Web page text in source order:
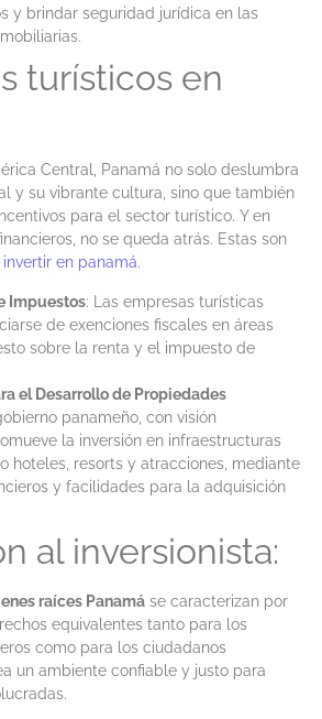
y brindar seguridad jurídica en las
turísticos en
Central, Panamá no solo deslumbra
y su vibrante cultura, sino que también
para el sector turístico. Y en
no se queda atrás. Estas son
invertir en panamá.
Impuestos: Las empresas turísticas
de exenciones fiscales en áreas
sobre la renta y el impuesto de
el Desarrollo de Propiedades
panameño, con visión
la inversión en infraestructuras
hoteles, resorts y atracciones, mediante
y facilidades para la adquisición
al inversionista:
raíces Panamá se caracterizan por
equivalentes tanto para los
como para los ciudadanos
un ambiente confiable y justo para